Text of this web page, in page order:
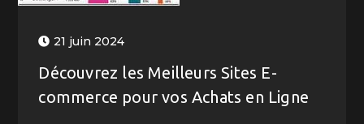
21 juin 2024
Découvrez les Meilleurs Sites E-
commerce pour vos Achats en Ligne